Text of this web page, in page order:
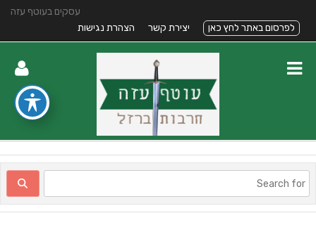
עסקים בעוטף עזה
לפרסום באתר לחץ כאן
יצירת קשר הצהרת נגישות